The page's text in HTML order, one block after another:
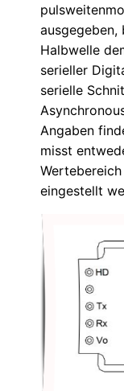
Halbwelle
serieller
serielle
Angaben
misst
eingestellt